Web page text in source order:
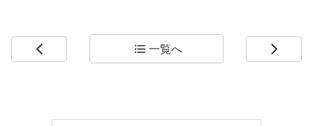
arrow_back_ios format_list_bulleted 一覧へ arrow_forward_ios